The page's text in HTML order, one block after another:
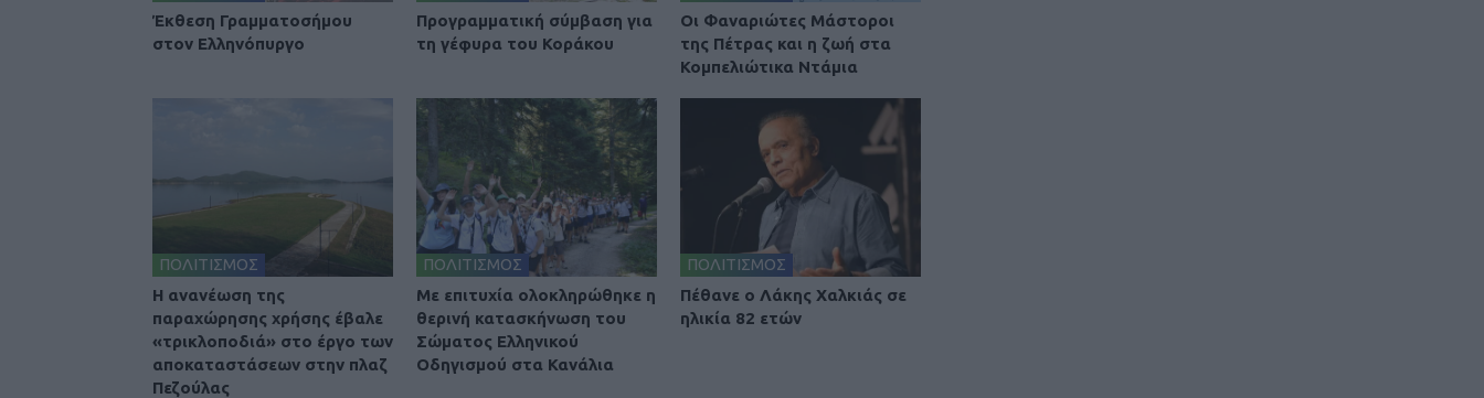
Έκθεση Γραμματοσήμου
στον Ελληνόπυργο
Προγραμματική σύμβαση για
τη γέφυρα του Κοράκου
Οι Φαναριώτες Μάστοροι
της Πέτρας και η ζωή στα
Κομπελιώτικα Ντάμια
ΠΟΛΙΤΙΣΜΟΣ
Η ανανέωση της
παραχώρησης χρήσης έβαλε
«τρικλοποδιά» στο έργο των
αποκαταστάσεων στην πλαζ
Πεζούλας
ΠΟΛΙΤΙΣΜΟΣ
Με επιτυχία ολοκληρώθηκε η
θερινή κατασκήνωση του
Σώματος Ελληνικού
Οδηγισμού στα Κανάλια
ΠΟΛΙΤΙΣΜΟΣ
Πέθανε ο Λάκης Χαλκιάς σε
ηλικία 82 ετών